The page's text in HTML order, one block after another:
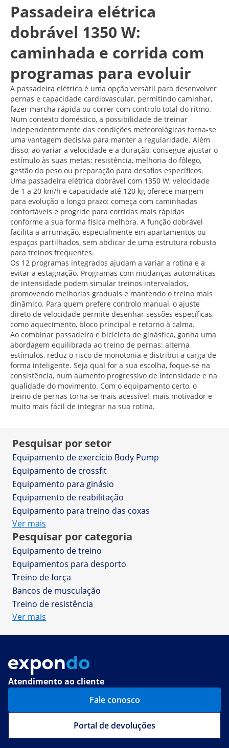
Passadeira elétrica
dobrável 1350 W:
caminhada e corrida com
programas para evoluir
A passadeira elétrica é uma opção versátil para desenvolver
pernas e capacidade cardiovascular, permitindo caminhar,
fazer marcha rápida ou correr com controlo total do ritmo.
Num contexto doméstico, a possibilidade de treinar
independentemente das condições meteorológicas torna-se
uma vantagem decisiva para manter a regularidade. Além
disso, ao variar a velocidade e a duração, consegue ajustar o
estímulo às suas metas: resistência, melhoria do fôlego,
gestão do peso ou preparação para desafios específicos.
Uma passadeira elétrica dobrável com 1350 W, velocidade
de 1 a 20 km/h e capacidade até 120 kg oferece margem
para evolução a longo prazo: começa com caminhadas
confortáveis e progride para corridas mais rápidas
conforme a sua forma física melhora. A função dobrável
facilita a arrumação, especialmente em apartamentos ou
espaços partilhados, sem abdicar de uma estrutura robusta
para treinos frequentes.
Os 12 programas integrados ajudam a variar a rotina e a
evitar a estagnação. Programas com mudanças automáticas
de intensidade podem simular treinos intervalados,
promovendo melhorias graduais e mantendo o treino mais
dinâmico. Para quem prefere controlo manual, o ajuste
direto de velocidade permite desenhar sessões específicas,
como aquecimento, bloco principal e retorno à calma.
Ao combinar passadeira e bicicleta de ginástica, ganha uma
abordagem equilibrada ao treino de pernas: alterna
estímulos, reduz o risco de monotonia e distribui a carga de
forma inteligente. Seja qual for a sua escolha, foque-se na
consistência, num aumento progressivo de intensidade e na
qualidade do movimento. Com o equipamento certo, o
treino de pernas torna-se mais acessível, mais motivador e
muito mais fácil de integrar na sua rotina.
Pesquisar por setor
Equipamento de exercício Body Pump
Equipamento de crossfit
Equipamento para ginásio
Equipamento de reabilitação
Equipamento para treino das coxas
Ver mais
Pesquisar por categoria
Equipamento de treino
Equipamentos para desporto
Treino de força
Bancos de musculação
Treino de resistência
Ver mais
Atendimento ao cliente
Fale conosco
Portal de devoluções